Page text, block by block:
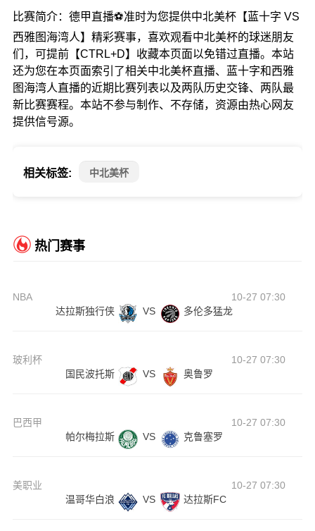
比赛简介：德甲直播⚽准时为您提供中北美杯【蓝十字 VS
西雅图海湾人】精彩赛事，喜欢观看中北美杯的球迷朋友
们，可提前【CTRL+D】收藏本页面以免错过直播。本站
还为您在本页面索引了相关中北美杯直播、蓝十字和西雅
图海湾人直播的近期比赛列表以及两队历史交锋、两队最
新比赛赛程。本站不参与制作、不存储，资源由热心网友
提供信号源。
相关标签: 中北美杯
热门赛事
NBA
10-27 07:30
达拉斯独行侠
VS 多伦多猛龙
玻利杯
10-27 07:30
国民波托斯
VS 奥鲁罗
巴西甲
10-27 07:30
帕尔梅拉斯
VS 克鲁塞罗
美职业
10-27 07:30
温哥华白浪
VS 达拉斯FC